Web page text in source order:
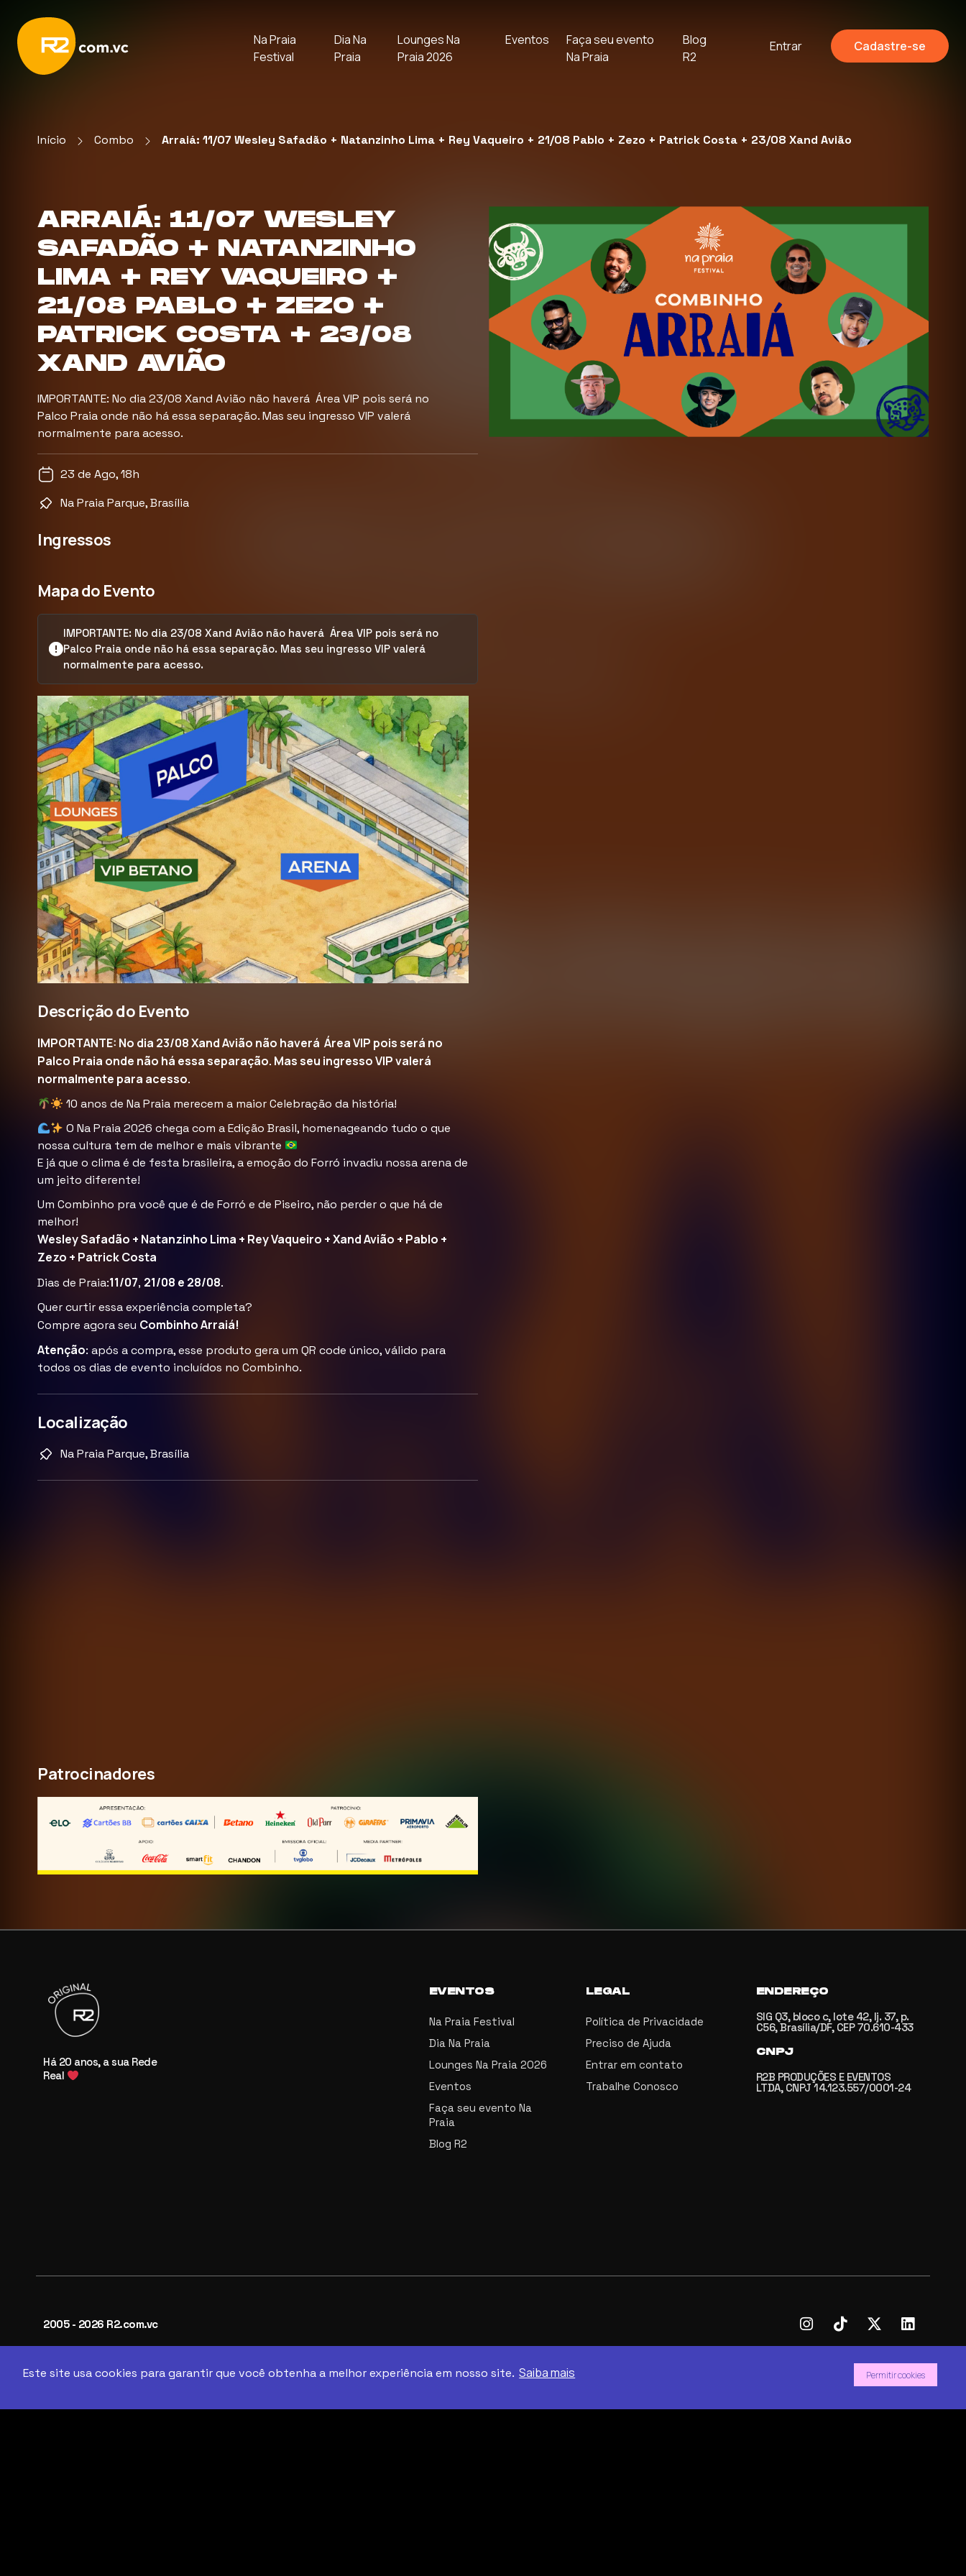
Este site usa cookies para garantir que você obtenha a melhor experiência em nosso site. Saiba mais Permitir cookies
Na Praia
Festival
Dia Na
Praia
Lounges Na
Praia 2026
Eventos
Faça seu evento
Na Praia
Blog
R2
Entrar Cadastre-se
Início Combo Arraiá: 11/07 Wesley Safadão + Natanzinho Lima + Rey Vaqueiro + 21/08 Pablo + Zezo + Patrick Costa + 23/08 Xand Avião
ARRAIÁ: 11/07 WESLEY
SAFADÃO + NATANZINHO
LIMA + REY VAQUEIRO +
21/08 PABLO + ZEZO +
PATRICK COSTA + 23/08
XAND AVIÃO
IMPORTANTE: No dia 23/08 Xand Avião não haverá Área VIP pois será no
Palco Praia onde não há essa separação. Mas seu ingresso VIP valerá
normalmente para acesso.
23 de Ago, 18h
Na Praia Parque, Brasília
Ingressos
Mapa do Evento
IMPORTANTE: No dia 23/08 Xand Avião não haverá Área VIP pois será no
Palco Praia onde não há essa separação. Mas seu ingresso VIP valerá
normalmente para acesso.
Descrição do Evento
IMPORTANTE: No dia 23/08 Xand Avião não haverá Área VIP pois será no
Palco Praia onde não há essa separação. Mas seu ingresso VIP valerá
normalmente para acesso.
10 anos de Na Praia merecem a maior Celebração da história!
O Na Praia 2026 chega com a Edição Brasil, homenageando tudo o que
nossa cultura tem de melhor e mais vibrante
E já que o clima é de festa brasileira, a emoção do Forró invadiu nossa arena de
um jeito diferente!
Um Combinho pra você que é de Forró e de Piseiro, não perder o que há de
melhor!
Wesley Safadão + Natanzinho Lima + Rey Vaqueiro + Xand Avião + Pablo +
Zezo + Patrick Costa
Dias de Praia:11/07, 21/08 e 28/08.
Quer curtir essa experiência completa?
Compre agora seu Combinho Arraiá!
Atenção: após a compra, esse produto gera um QR code único, válido para
todos os dias de evento incluídos no Combinho.
Localização
Na Praia Parque, Brasília
Patrocinadores
Há 20 anos, a sua Rede
Real
EVENTOS
Na Praia Festival
Dia Na Praia
Lounges Na Praia 2026
Eventos
Faça seu evento Na
Praia
Blog R2
LEGAL
Política de Privacidade
Preciso de Ajuda
Entrar em contato
Trabalhe Conosco
ENDEREÇO
SIG Q3, bloco c, lote 42, lj. 37, p.
C56, Brasília/DF, CEP 70.610-433
CNPJ
R2B PRODUÇÕES E EVENTOS
LTDA, CNPJ 14.123.557/0001-24
2005 - 2026 R2.com.vc